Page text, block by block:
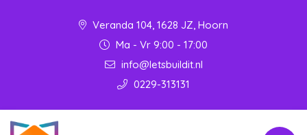
Veranda 104, 1628 JZ, Hoorn
Ma - Vr 9:00 - 17:00
info@letsbuildit.nl
0229-313131